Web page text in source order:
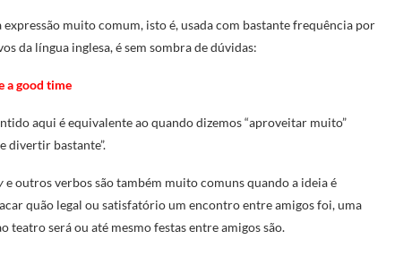
expressão muito comum, isto é, usada com bastante frequência por
da língua inglesa, é sem sombra de dúvidas:
a good time
aqui é equivalente ao quando dizemos “aproveitar muito”
divertir bastante”.
e outros verbos são também muito comuns quando a ideia é
quão legal ou satisfatório um encontro entre amigos foi, uma
teatro será ou até mesmo festas entre amigos são.